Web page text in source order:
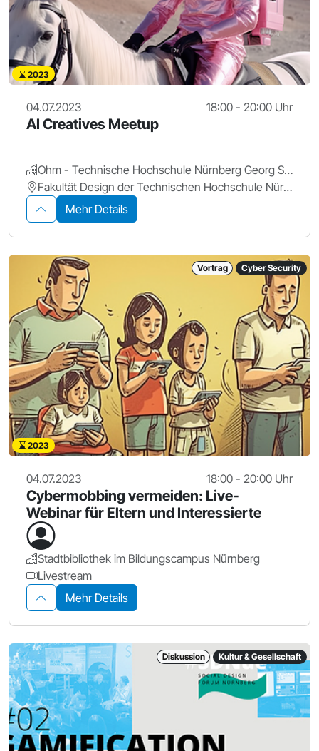
2023
04.07.2023 18:00 - 20:00 Uhr
AI Creatives Meetup
Ohm - Technische Hochschule Nürnberg Georg Simon Ohm
Fakultät Design der Technischen Hochschule Nürnberg Georg Simon Ohm
Mehr Details
Vortrag Cyber Security
2023
04.07.2023 18:00 - 20:00 Uhr
Cybermobbing vermeiden: Live-
Webinar für Eltern und Interessierte
Stadtbibliothek im Bildungscampus Nürnberg
Livestream
Mehr Details
Diskussion Kultur & Gesellschaft